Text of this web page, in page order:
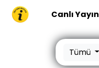
Canlı Yayın
Tümü